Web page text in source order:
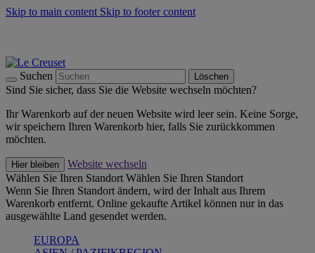
Skip to main content Skip to footer content
Suchen Löschen
Sind Sie sicher, dass Sie die Website wechseln möchten?
Ihr Warenkorb auf der neuen Website wird leer sein. Keine Sorge,
wir speichern Ihren Warenkorb hier, falls Sie zurückkommen
möchten.
Hier bleiben
Website wechseln
Wählen Sie Ihren Standort Wählen Sie Ihren Standort
Wenn Sie Ihren Standort ändern, wird der Inhalt aus Ihrem
Warenkorb entfernt. Online gekaufte Artikel können nur in das
ausgewählte Land gesendet werden.
EUROPA